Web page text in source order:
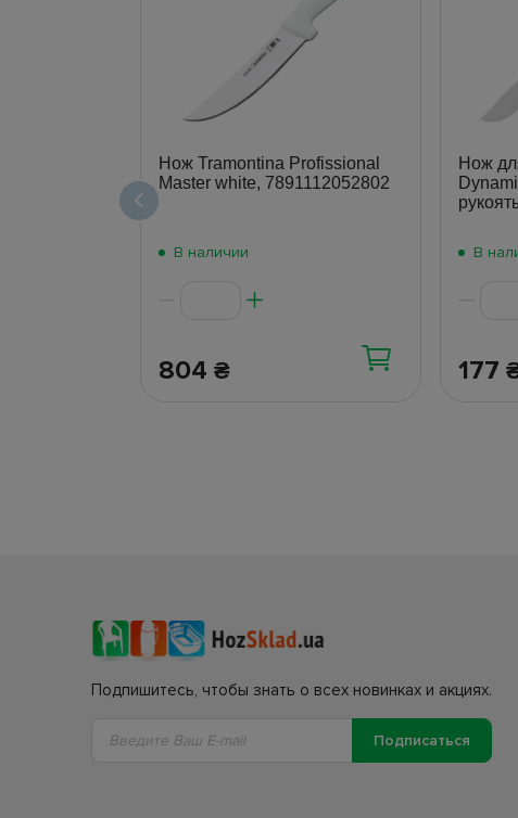
Нож Tramontina Profissional
Master white, 7891112052802
В наличии
804 ₴
Нож
В
177
Подпишитесь, чтобы знать о всех новинках и акциях.
Подписаться